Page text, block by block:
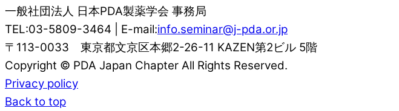
一般社団法人 日本PDA製薬学会 事務局
TEL:03-5809-3464 | E-mail:info.seminar@j-pda.or.jp
〒113-0033 東京都文京区本郷2-26-11 KAZEN第2ビル 5階
Copyright © PDA Japan Chapter All Rights Reserved.
Privacy policy
Back to top